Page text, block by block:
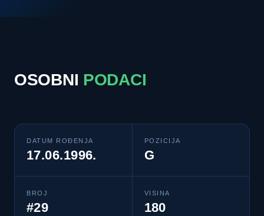
OSOBNI PODACI
DATUM ROĐENJA
17.06.1996.
POZICIJA
G
BROJ
#29
VISINA
180